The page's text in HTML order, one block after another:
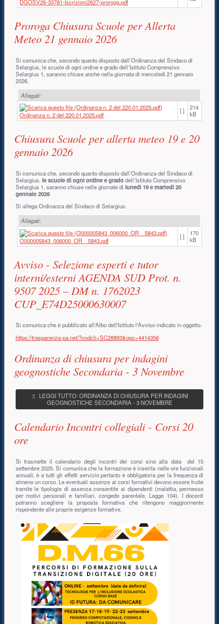
DGOSV26-33781-Iscrizioni2627-proroga.pdf
Proroga Chiusura Scuole per Allerta
Meteo 21 gennaio 2026
Si comunica che, secondo quanto disposto dall’Ordinanza del Sindaco di
Selargius, le scuole di ogni ordine e grado dell’Istituto Comprensivo
Selargius 1, saranno chiuse anche nella giornata di mercoledì 21 gennaio
2026.
Allegati:
Ordinanza n. 2 del 220.01.2025.pdf
[ ]
214
kB
Chiusura Scuole per allerta meteo 19 e 20
gennaio 2026
Si comunica che, secondo quanto disposto dall’Ordinanza del Sindaco di
Selargius, le scuole di ogni ordine e gradodell’Istituto Comprensivo
Selargius 1, saranno chiuse nelle giornate di lunedì 19 e martedì 20
gennaio 2026
Si allega Ordinanza del Sindaco di Selargius.
Allegati:
O000005843_006000_OR__5843.pdf
[ ]
170
kB
Avviso - Selezione esperti e tutor
interni/esterni AGENDA SUD Prot. n.
9507 2025 – DM n. 1762023
CUP_E74D25000630007
Si comunica che è pubblicato all'Albo dell'Istituto l'Avviso indicato in oggetto.
https://trasparenza-pa.net/?codcli=SC28893&opc=4414356
Ordinanza di chiusura per indagini
geognostiche Secondaria - 3 Novembre
LEGGI TUTTO: ORDINANZA DI CHIUSURA PER INDAGINI
GEOGNOSTICHE SECONDARIA - 3 NOVEMBRE
Calendario Incontri collegiali - Corsi 20
ore
Si trasmette il calendario degli incontri dei corsi sino alla data del 15
settembre 2025. Si comunica che la formazione è inserita nelle ore funzionali
annuali, è a tutti gli effetti servizio pertanto è obbligatoria per la frequenza di
almeno un corso. Le eventuali assenze ai corsi formativi devono essere fruite
tramite le tipologie di assenza consentite ai dipendenti (malattia, permesso
per motivi personali e familiari, congedo parentale, Legge 104). I docenti
potranno scegliere la proposta formativa che ritengono maggiormente
rispondente alle proprie esigenze formative.